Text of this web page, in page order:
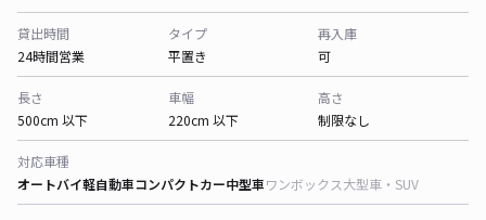
貸出時間
24時間営業
タイプ
平置き
再入庫
可
長さ
500cm 以下
車幅
220cm 以下
高さ
制限なし
対応車種
オートバイ軽自動車コンパクトカー中型車ワンボックス大型車・SUV